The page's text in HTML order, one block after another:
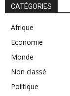
CATÉGORIES
Afrique
Economie
Monde
Non classé
Politique